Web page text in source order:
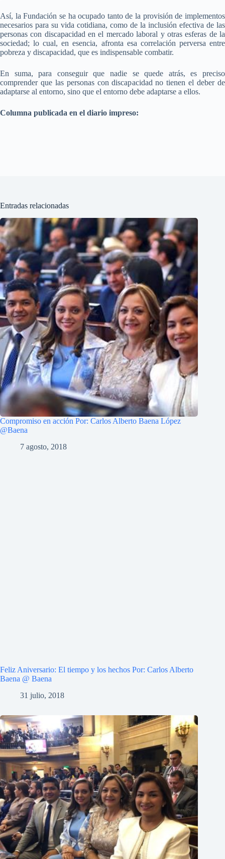
Así, la Fundación se ha ocupado tanto de la provisión de implementos
necesarios para su vida cotidiana, como de la inclusión efectiva de las
personas con discapacidad en el mercado laboral y otras esferas de la
sociedad; lo cual, en esencia, afronta esa correlación perversa entre
pobreza y discapacidad, que es indispensable combatir.
En suma, para conseguir que nadie se quede atrás, es preciso
comprender que las personas con discapacidad no tienen el deber de
adaptarse al entorno, sino que el entorno debe adaptarse a ellos.
Columna publicada en el diario impreso:
Entradas relacionadas
Compromiso en acción Por: Carlos Alberto Baena López
@Baena
7 agosto, 2018
Feliz Aniversario: El tiempo y los hechos Por: Carlos Alberto
Baena @ Baena
31 julio, 2018